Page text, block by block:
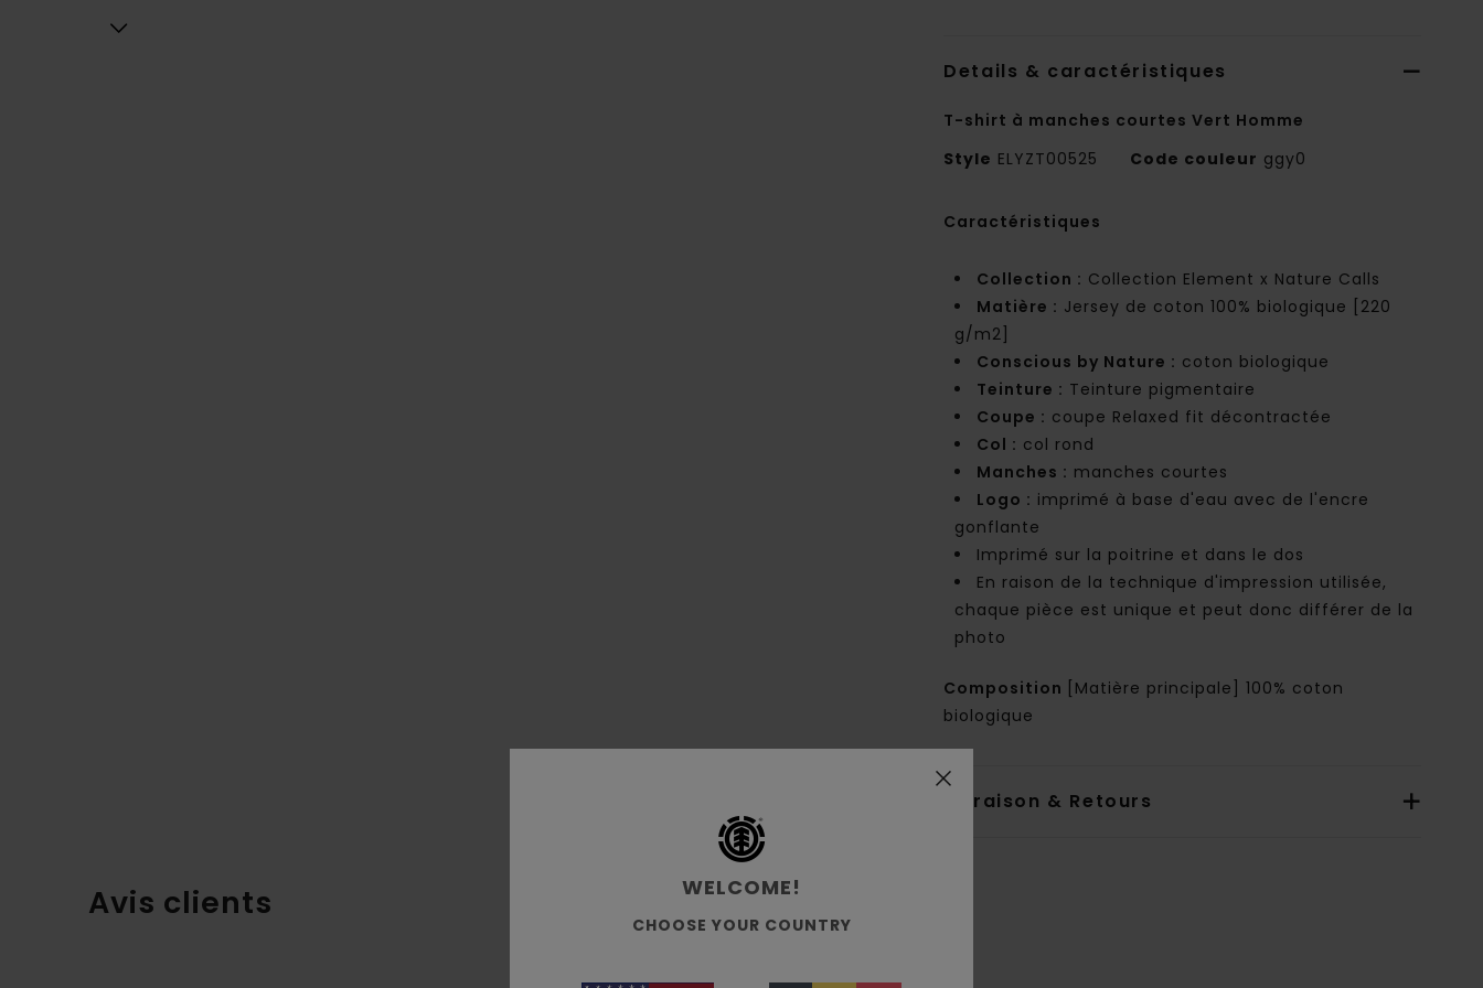
Details & caractéristiques
T-shirt à manches courtes Vert Homme
Style ELYZT00525 Code couleur ggy0
Caractéristiques
Collection : Collection Element x Nature Calls
Matière : Jersey de coton 100% biologique [220
g/m2]
Conscious by Nature : coton biologique
Teinture : Teinture pigmentaire
Coupe : coupe Relaxed fit décontractée
Col : col rond
Manches : manches courtes
Logo : imprimé à base d'eau avec de l'encre
gonflante
Imprimé sur la poitrine et dans le dos
En raison de la technique d'impression utilisée,
chaque pièce est unique et peut donc différer de la
photo
Composition
[Matière principale] 100% coton
biologique
Livraison & Retours
Avis clients WELCOME!
CHOOSE YOUR COUNTRY